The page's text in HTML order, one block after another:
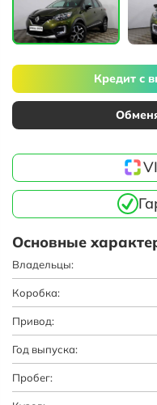
Кредит с
Основные
Владельцы:
Коробка:
Привод:
Год выпуска:
Пробег: